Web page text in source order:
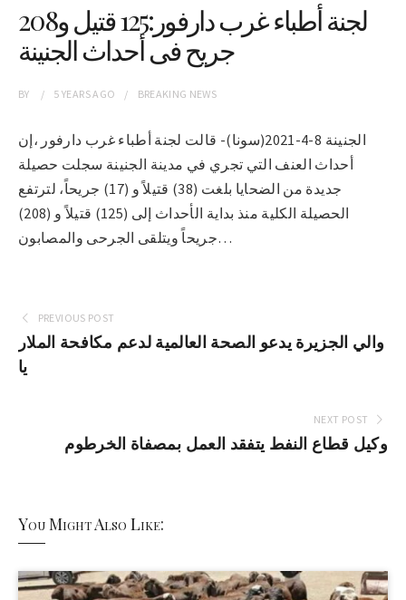
لجنة أطباء غرب دارفور:125 قتيل و208
جريح فى أحداث الجنينة
BY 5 YEARSAGO BREAKING NEWS
الجنينة 8-4-2021(سونا)- قالت لجنة أطباء غرب دارفور ،إن
أحداث العنف التي تجري في مدينة الجنينة سجلت حصيلة
جديدة من الضحايا بلغت (38) قتيلاً و (17) جريحاً، لترتفع
الحصيلة الكلية منذ بداية الأحداث إلى (125) قتيلاً و (208)
جريحاً ويتلقى الجرحى والمصابون…
PREVIOUS POST
والي الجزيرة يدعو الصحة العالمية لدعم مكافحة الملار
يا
NEXT POST
وكيل قطاع النفط يتفقد العمل بمصفاة الخرطوم
You Might Also Like: